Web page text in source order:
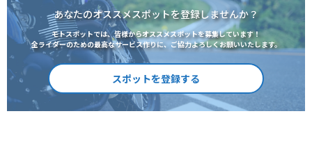
あなたのオススメスポットを登録しませんか？
モトスポットでは、皆様からオススメスポットを募集しています！
全ライダーのための最高なサービス作りに、ご協力よろしくお願いいたします。
スポットを登録する